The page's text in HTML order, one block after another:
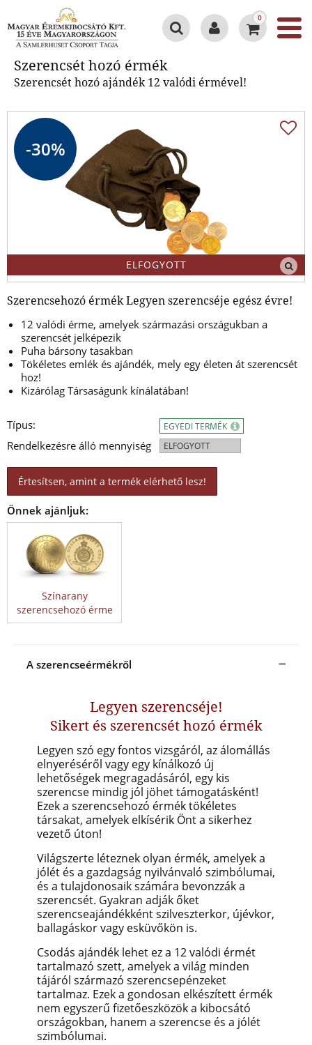
0
Szerencsét hozó érmék
Szerencsét hozó ajándék 12 valódi érmével!
-30%
ELFOGYOTT
Szerencsehozó érmék Legyen szerencséje egész évre!
12 valódi érme, amelyek származási országukban a
szerencsét jelképezik
Puha bársony tasakban
Tökéletes emlék és ajándék, mely egy életen át szerencsét
hoz!
Kizárólag Társaságunk kínálatában!
Típus:
Rendelkezésre álló mennyiség
EGYEDI TERMÉK
ELFOGYOTT
Értesítsen, amint a termék elérhető lesz!
Önnek ajánljuk:
Színarany
szerencsehozó érme
A szerencseérmékről
Legyen szerencséje!
Sikert és szerencsét hozó érmék
Legyen szó egy fontos vizsgáról, az álomállás
elnyeréséről vagy egy kínálkozó új
lehetőségek megragadásáról, egy kis
szerencse mindig jól jöhet támogatásként!
Ezek a szerencsehozó érmék tökéletes
társakat, amelyek elkísérik Önt a sikerhez
vezető úton!
Világszerte léteznek olyan érmék, amelyek a
jólét és a gazdagság nyilvánvaló szimbólumai,
és a tulajdonosaik számára bevonzzák a
szerencsét. Gyakran adják őket
szerencseajándékként szilveszterkor, újévkor,
ballagáskor vagy esküvőkön is.
Csodás ajándék lehet ez a 12 valódi érmét
tartalmazó szett, amelyek a világ minden
tájáról származó szerencsepénzeket
tartalmaz. Ezek a gondosan elkészített érmék
nem egyszerű fizetőeszközök a kibocsátó
országokban, hanem a szerencse és a jólét
szimbólumai.
Szerencsét hozó érmék